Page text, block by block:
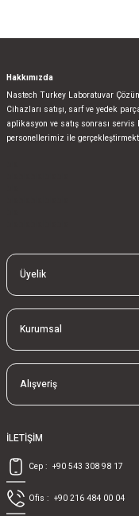
Hakkımızda
Nastech Turkey Laboratuvar
Cihazları satışı, sarf ve yedek
aplikasyon ve satış sonrası
personellerimiz ile
Üyelik
Kurumsal
Alışveriş
İLETİŞİM
Cep : +90 543 308 98 17
Ofis : +90 216 484 00 04